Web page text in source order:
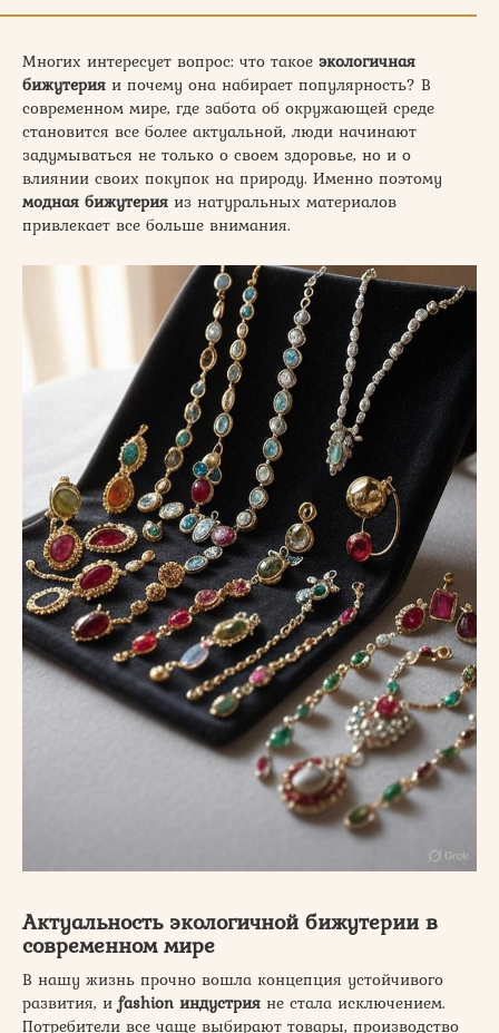
Многих интересует вопрос: что такое экологичная
бижутерия и почему она набирает популярность? В
современном мире, где забота об окружающей среде
становится все более актуальной, люди начинают
задумываться не только о своем здоровье, но и о
влиянии своих покупок на природу. Именно поэтому
модная бижутерия из натуральных материалов
привлекает все больше внимания.
Актуальность экологичной бижутерии в
современном мире
В нашу жизнь прочно вошла концепция устойчивого
развития, иfashion индустрия не стала исключением.
Потребители все чаще выбирают товары, производство